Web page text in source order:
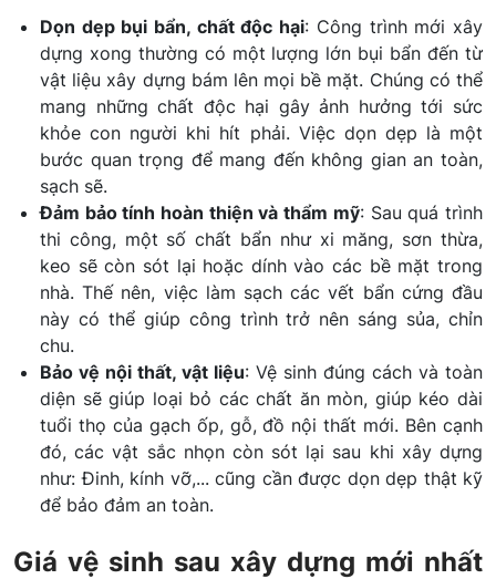
Dọn dẹp bụi bẩn, chất độc hại: Công trình mới xây
dựng xong thường có một lượng lớn bụi bẩn đến từ
vật liệu xây dựng bám lên mọi bề mặt. Chúng có thể
mang những chất độc hại gây ảnh hưởng tới sức
khỏe con người khi hít phải. Việc dọn dẹp là một
bước quan trọng để mang đến không gian an toàn,
sạch sẽ.
Đảm bảo tính hoàn thiện và thẩm mỹ: Sau quá trình
thi công, một số chất bẩn như xi măng, sơn thừa,
keo sẽ còn sót lại hoặc dính vào các bề mặt trong
nhà. Thế nên, việc làm sạch các vết bẩn cứng đầu
này có thể giúp công trình trở nên sáng sủa, chỉn
chu.
Bảo vệ nội thất, vật liệu: Vệ sinh đúng cách và toàn
diện sẽ giúp loại bỏ các chất ăn mòn, giúp kéo dài
tuổi thọ của gạch ốp, gỗ, đồ nội thất mới. Bên cạnh
đó, các vật sắc nhọn còn sót lại sau khi xây dựng
như: Đinh, kính vỡ,... cũng cần được dọn dẹp thật kỹ
để bảo đảm an toàn.
Giá vệ sinh sau xây dựng mới nhất